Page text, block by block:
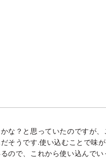
な？と思っていたのですが、
そうです.使い込むことで味
ので、これから使い込んで